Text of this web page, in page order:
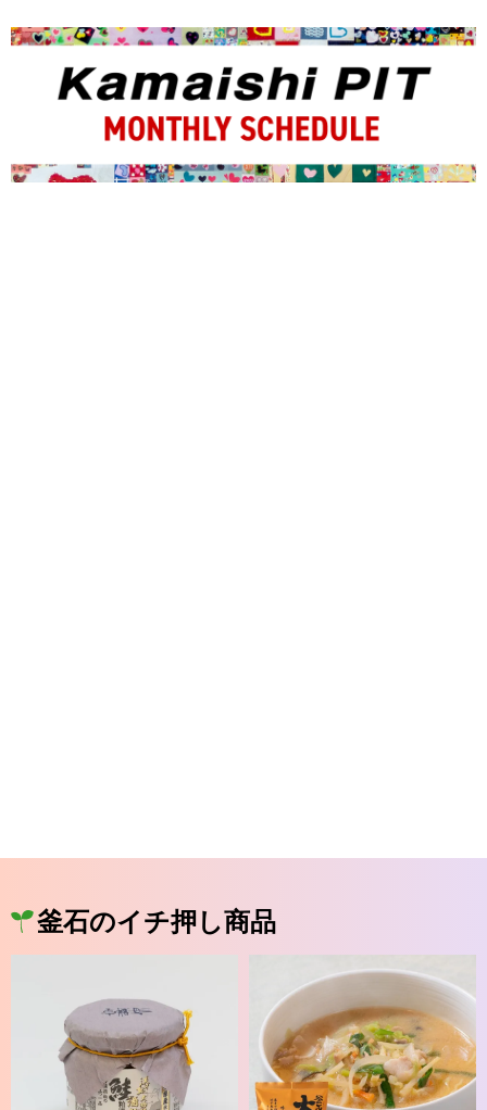
釜石のイチ押し商品